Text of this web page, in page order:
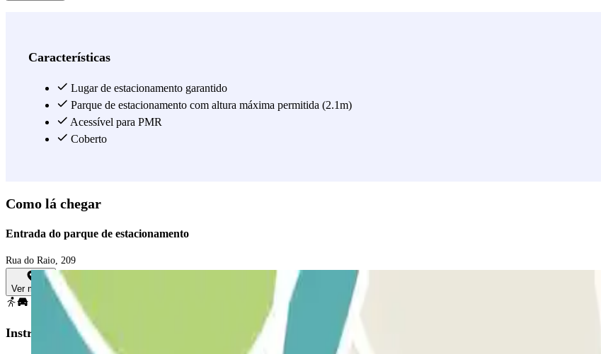
Características
Lugar de estacionamento garantido
Parque de estacionamento com altura máxima permitida (2.1m)
Acessível para PMR
Coberto
Como lá chegar
Entrada do parque de estacionamento
Rua do Raio, 209
Ver mapa
Instruções